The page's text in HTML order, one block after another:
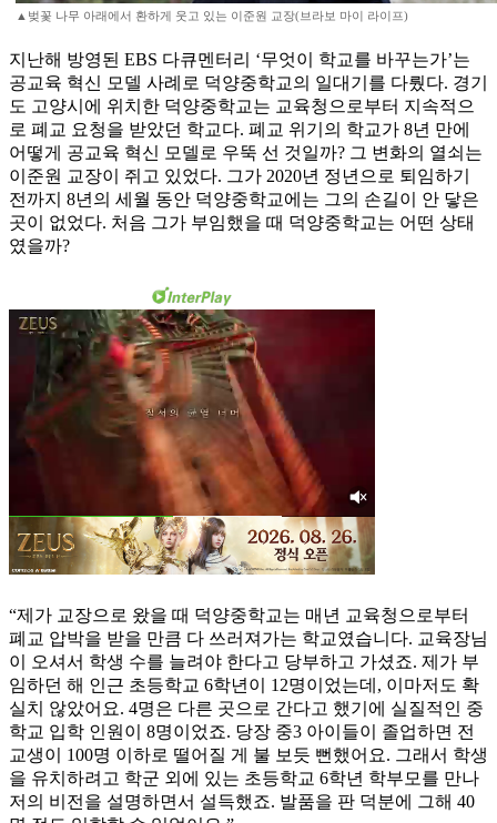
▲벚꽃 나무 아래에서 환하게 웃고 있는 이준원 교장(브라보 마이 라이프)
지난해 방영된 EBS 다큐멘터리 ‘무엇이 학교를 바꾸는가’는
공교육 혁신 모델 사례로 덕양중학교의 일대기를 다뤘다. 경기
도 고양시에 위치한 덕양중학교는 교육청으로부터 지속적으
로 폐교 요청을 받았던 학교다. 폐교 위기의 학교가 8년 만에
어떻게 공교육 혁신 모델로 우뚝 선 것일까? 그 변화의 열쇠는
이준원 교장이 쥐고 있었다. 그가 2020년 정년으로 퇴임하기
전까지 8년의 세월 동안 덕양중학교에는 그의 손길이 안 닿은
곳이 없었다. 처음 그가 부임했을 때 덕양중학교는 어떤 상태
였을까?
“제가 교장으로 왔을 때 덕양중학교는 매년 교육청으로부터
폐교 압박을 받을 만큼 다 쓰러져가는 학교였습니다. 교육장님
이 오셔서 학생 수를 늘려야 한다고 당부하고 가셨죠. 제가 부
임하던 해 인근 초등학교 6학년이 12명이었는데, 이마저도 확
실치 않았어요. 4명은 다른 곳으로 간다고 했기에 실질적인 중
학교 입학 인원이 8명이었죠. 당장 중3 아이들이 졸업하면 전
교생이 100명 이하로 떨어질 게 불 보듯 뻔했어요. 그래서 학생
을 유치하려고 학군 외에 있는 초등학교 6학년 학부모를 만나
저의 비전을 설명하면서 설득했죠. 발품을 판 덕분에 그해 40